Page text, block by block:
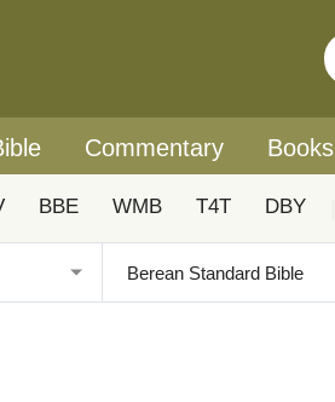
Commentary Books
BBE WMB T4T DBY